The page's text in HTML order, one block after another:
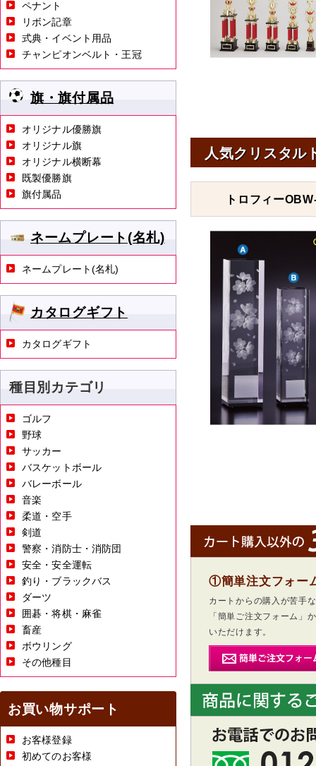
人気クリスタル
トロフィー
①簡単注文フォー
カートからの購入が苦手
「簡単ご注文フォーム」
いただけます。
ペナント
リボン記章
式典・イベント用品
チャンピオンベルト・王冠
旗・旗付属品
オリジナル優勝旗
オリジナル旗
オリジナル横断幕
既製優勝旗
旗付属品
ネームプレート(名札)
ネームプレート(名札)
カタログギフト
カタログギフト
種目別カテゴリ
ゴルフ
野球
サッカー
バスケットボール
バレーボール
音楽
柔道・空手
剣道
警察・消防士・消防団
安全・安全運転
釣り・ブラックバス
ダーツ
囲碁・将棋・麻雀
畜産
ボウリング
その他種目
お買い物サポート
お客様登録
初めてのお客様